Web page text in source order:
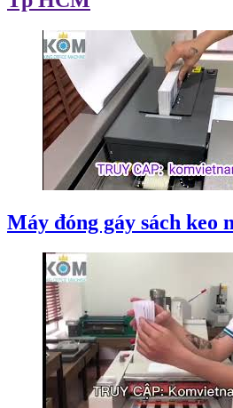
Máy đóng gáy sách keo